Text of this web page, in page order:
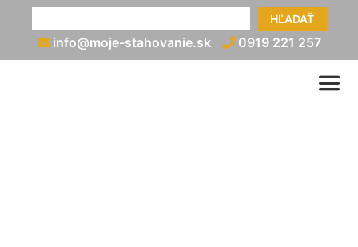
HĽADAŤ
info@moje-stahovanie.sk 0919 221 257